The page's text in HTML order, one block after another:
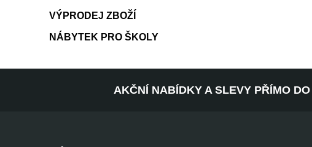
VÝPRODEJ ZBOŽÍ
NÁBYTEK PRO ŠKOLY
AKČNÍ NABÍDKY A SLEVY PŘÍMO